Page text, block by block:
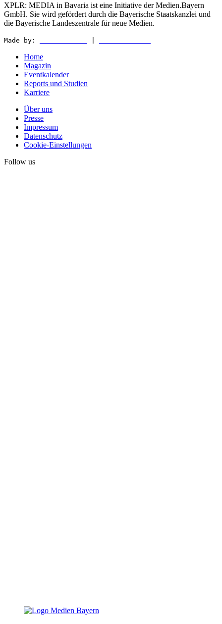
XPLR: MEDIA in Bavaria ist eine Initiative der Medien.Bayern
GmbH. Sie wird gefördert durch die Bayerische Staatskanzlei und
die Bayerische Landeszentrale für neue Medien.
Made by:
Home
Magazin
Eventkalender
Reports und Studien
Karriere
Über uns
Presse
Impressum
Datenschutz
Cookie-Einstellungen
Follow us